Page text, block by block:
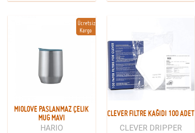
Ücretsiz
Kargo
MIOLOVE PASLANMAZ ÇELIK
MUG MAVI
HARIO
CLEVER FILTRE KAĞIDI 100 ADET
CLEVER DRIPPER